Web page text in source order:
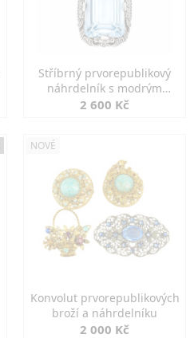
Stříbrný prvorepublikový
náhrdelník s modrým
spinelem
2 600 Kč
NOVÉ
Konvolut prvorepublikových
broží a náhrdelníku
2 000 Kč